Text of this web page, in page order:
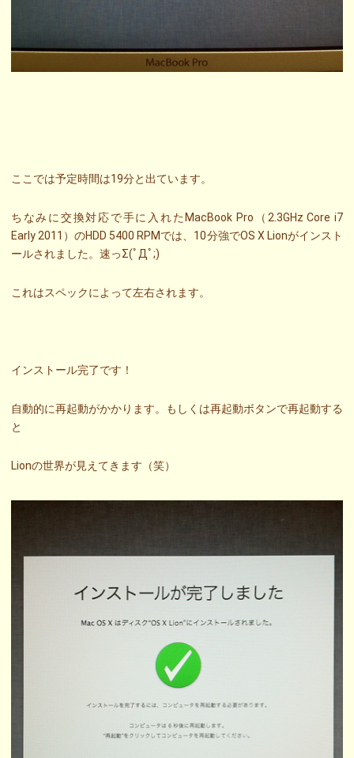
ここでは予定時間は19分と出ています。
ちなみに交換対応で手に入れたMacBook Pro（2.3GHz Core i7
Early 2011）のHDD 5400 RPMでは、10分強でOS X Lionがインスト
ールされました。速っΣ(ﾟДﾟ;)
これはスペックによって左右されます。
インストール完了です！
自動的に再起動がかかります。もしくは再起動ボタンで再起動する
と
Lionの世界が見えてきます（笑）